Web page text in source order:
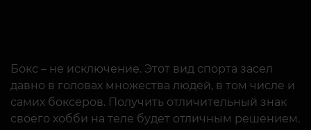
Бокс – не исключение. Этот вид спорта засел
давно в головах множества людей, в том числе и
самих боксеров. Получить отличительный знак
своего хобби на теле будет отличным решением.